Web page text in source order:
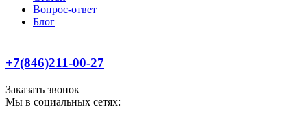
Вопрос-ответ
Блог
+7(846)211-00-27
Заказать звонок
Мы в социальных сетях: